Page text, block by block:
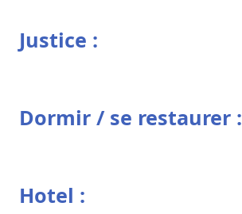
Justice :
Dormir / se restaurer :
Hotel :